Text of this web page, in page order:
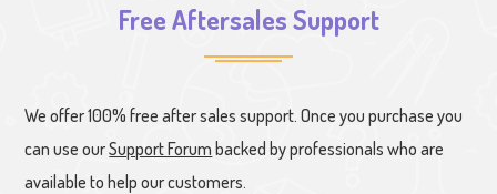
Free Aftersales Support
We offer 100% free after sales support. Once you purchase you
can use ourSupport Forum backed by professionals who are
available to help our customers.